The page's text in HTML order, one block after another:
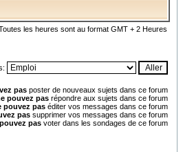
les heures sont au format GMT + 2 Heures
pas poster de nouveaux sujets dans ce forum
pouvez pas répondre aux sujets dans ce forum
pouvez pas éditer vos messages dans ce forum
pas supprimer vos messages dans ce forum
pas voter dans les sondages de ce forum